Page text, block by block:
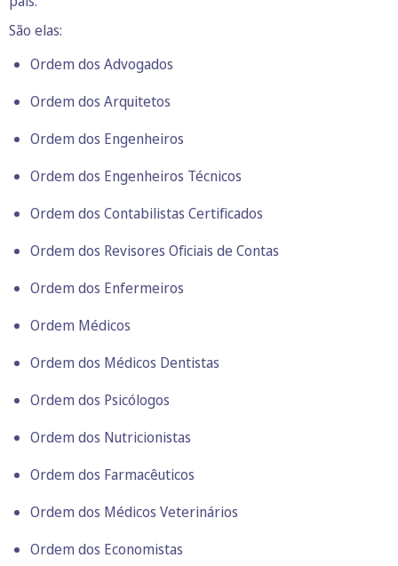
São elas:
Ordem dos Advogados
Ordem dos Arquitetos
Ordem dos Engenheiros
Ordem dos Engenheiros Técnicos
Ordem dos Contabilistas Certificados
Ordem dos Revisores Oficiais de Contas
Ordem dos Enfermeiros
Ordem Médicos
Ordem dos Médicos Dentistas
Ordem dos Psicólogos
Ordem dos Nutricionistas
Ordem dos Farmacêuticos
Ordem dos Médicos Veterinários
Ordem dos Economistas